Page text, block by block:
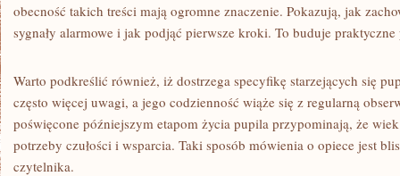
obecność takich treści mają ogromne znaczenie. Pokazują, jak
sygnały alarmowe i jak podjąć pierwsze kroki. To buduje
Warto podkreślić również, iż dostrzega specyfikę starzejących się
często więcej uwagi, a jego codzienność wiąże się z regularną
poświęcone późniejszym etapom życia pupila przypominają, że
potrzeby czułości i wsparcia. Taki sposób mówienia o opiece jest
czytelnika.